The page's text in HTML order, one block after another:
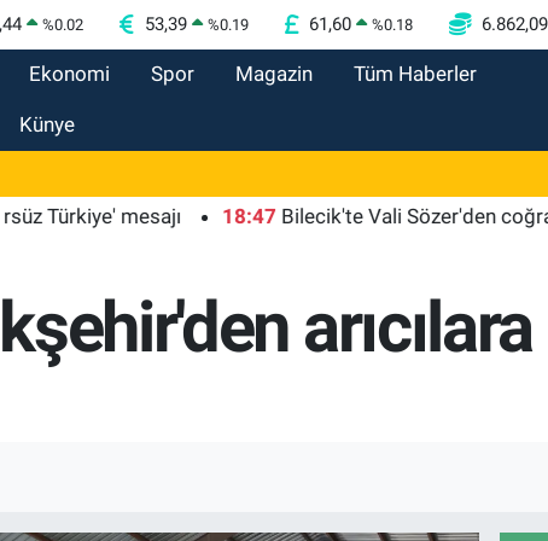
%0.02 53,39 %0.19 61,60 %0.18 6.862,09
Ekonomi Spor Magazin Tüm Haberler
Künye
mesajı 18:47 Bilecik'te Vali Sözer'den coğrafi